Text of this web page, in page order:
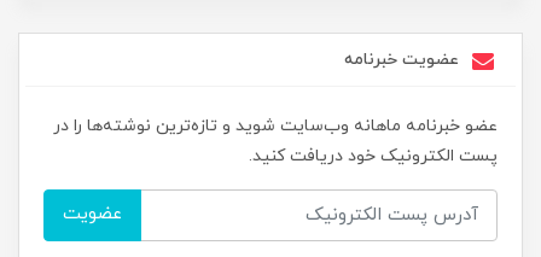
عضویت خبرنامه
عضو خبرنامه ماهانه وب‌سایت شوید و تازه‌ترین نوشته‌ها را در
پست الکترونیک خود دریافت کنید.
عضویت